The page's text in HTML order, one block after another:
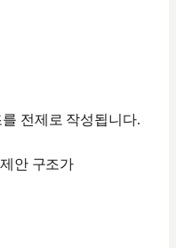
전제로 작성됩니다.
안 구조가